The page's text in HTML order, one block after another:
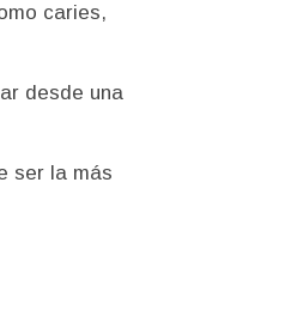
caries,
desde una
ser la más